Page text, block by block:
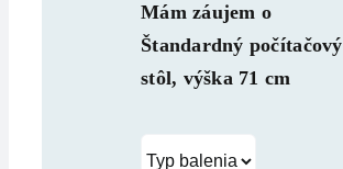
Mám záujem o
Štandardný počítačový
stôl, výška 71 cm